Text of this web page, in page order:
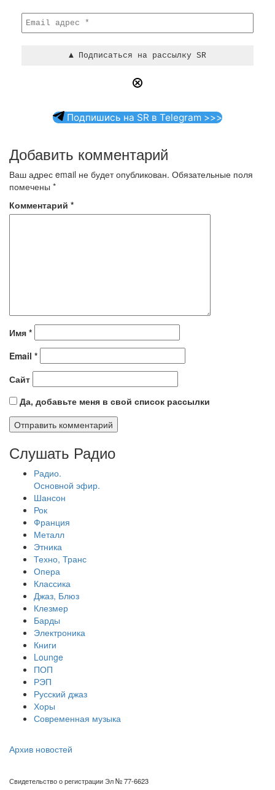
Подпишись на SR в Telegram >>>
Добавить комментарий
Ваш адрес email не будет опубликован. Обязательные поля
помечены *
Комментарий *
Имя *
Email *
Сайт
Да, добавьте меня в свой список рассылки
Слушать Радио
Радио.
Основной эфир.
Шансон
Рок
Франция
Металл
Этника
Техно, Транс
Опера
Классика
Джаз, Блюз
Клезмер
Барды
Электроника
Книги
Lounge
ПОП
РЭП
Русский джаз
Хоры
Современная музыка
Архив новостей
Свидетельство о регистрации Эл № 77-6623